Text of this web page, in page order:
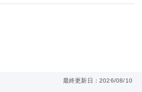
最終更新日：2026/08/10